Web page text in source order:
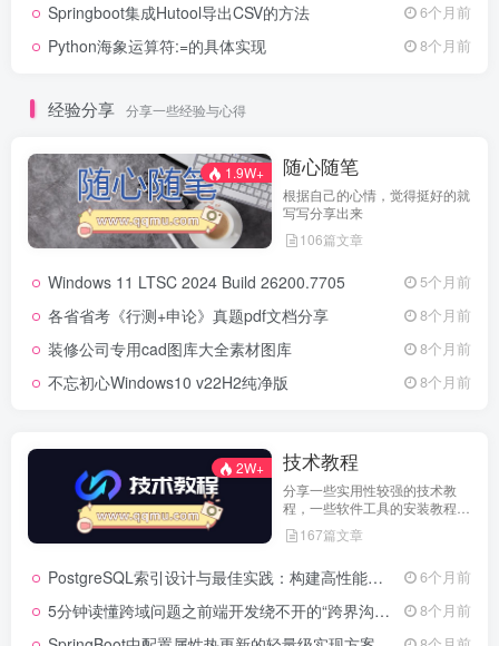
Springboot集成Hutool导出CSV的方法 6个月前
Python海象运算符:=的具体实现 8个月前
经验分享 分享一些经验与心得
1.9W+ 随心随笔
根据自己的心情，觉得挺好的就
写写分享出来
106篇文章
Windows 11 LTSC 2024 Build 26200.7705 5个月前
各省省考《行测+申论》真题pdf文档分享 8个月前
装修公司专用cad图库大全素材图库 8个月前
不忘初心Windows10 v22H2纯净版 8个月前
2W+ 技术教程
分享一些实用性较强的技术教
程，一些软件工具的安装教程，
以及一些工具的实用方法，环境
配置等等
167篇文章
PostgreSQL索引设计与最佳实践：构建高性能数据库的基石 6个月前
5分钟读懂跨域问题之前端开发绕不开的“跨界沟通”难题 8个月前